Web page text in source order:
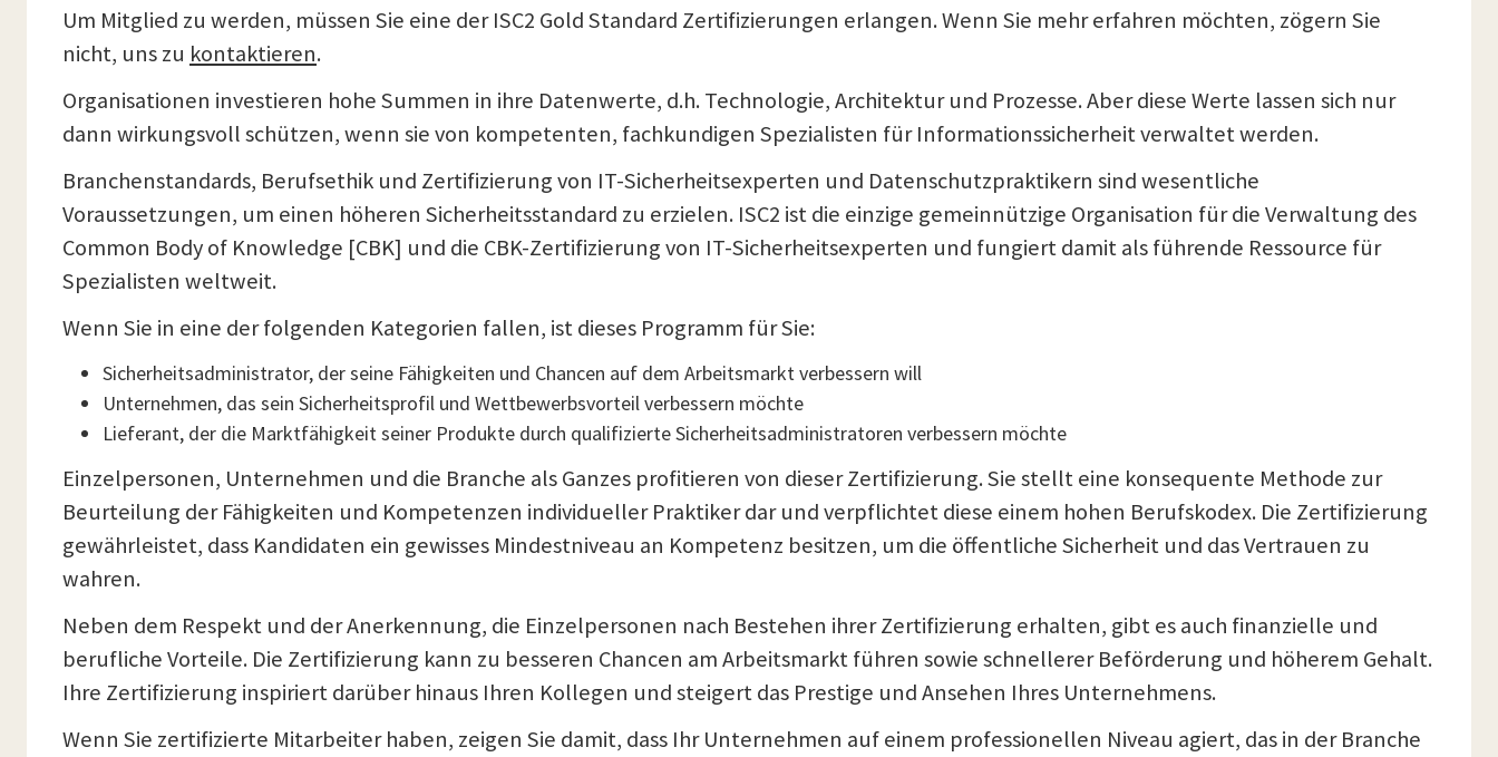
Um Mitglied zu werden, müssen Sie eine der ISC2 Gold Standard Zertifizierungen erlangen. Wenn Sie mehr erfahren möchten, zögern Sie
nicht, uns zu kontaktieren.
Organisationen investieren hohe Summen in ihre Datenwerte, d.h. Technologie, Architektur und Prozesse. Aber diese Werte lassen sich nur
dann wirkungsvoll schützen, wenn sie von kompetenten, fachkundigen Spezialisten für Informationssicherheit verwaltet werden.
Branchenstandards, Berufsethik und Zertifizierung von IT-Sicherheitsexperten und Datenschutzpraktikern sind wesentliche
Voraussetzungen, um einen höheren Sicherheitsstandard zu erzielen. ISC2 ist die einzige gemeinnützige Organisation für die Verwaltung des
Common Body of Knowledge [CBK] und die CBK-Zertifizierung von IT-Sicherheitsexperten und fungiert damit als führende Ressource für
Spezialisten weltweit.
Wenn Sie in eine der folgenden Kategorien fallen, ist dieses Programm für Sie:
Sicherheitsadministrator, der seine Fähigkeiten und Chancen auf dem Arbeitsmarkt verbessern will
Unternehmen, das sein Sicherheitsprofil und Wettbewerbsvorteil verbessern möchte
Lieferant, der die Marktfähigkeit seiner Produkte durch qualifizierte Sicherheitsadministratoren verbessern möchte
Einzelpersonen, Unternehmen und die Branche als Ganzes profitieren von dieser Zertifizierung. Sie stellt eine konsequente Methode zur
Beurteilung der Fähigkeiten und Kompetenzen individueller Praktiker dar und verpflichtet diese einem hohen Berufskodex. Die Zertifizierung
gewährleistet, dass Kandidaten ein gewisses Mindestniveau an Kompetenz besitzen, um die öffentliche Sicherheit und das Vertrauen zu
wahren.
Neben dem Respekt und der Anerkennung, die Einzelpersonen nach Bestehen ihrer Zertifizierung erhalten, gibt es auch finanzielle und
berufliche Vorteile. Die Zertifizierung kann zu besseren Chancen am Arbeitsmarkt führen sowie schnellerer Beförderung und höherem Gehalt.
Ihre Zertifizierung inspiriert darüber hinaus Ihren Kollegen und steigert das Prestige und Ansehen Ihres Unternehmens.
Wenn Sie zertifizierte Mitarbeiter haben, zeigen Sie damit, dass Ihr Unternehmen auf einem professionellen Niveau agiert, das in der Branche